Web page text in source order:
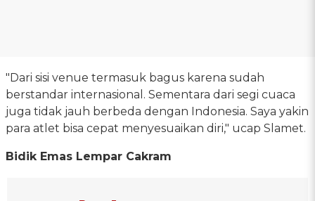
"Dari sisi venue termasuk bagus karena sudah
berstandar internasional. Sementara dari segi cuaca
juga tidak jauh berbeda dengan Indonesia. Saya yakin
para atlet bisa cepat menyesuaikan diri," ucap Slamet.
Bidik Emas Lempar Cakram